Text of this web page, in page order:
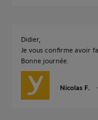
Didier,
Je vous confirme avoir
Bonne journée.
Nicolas F.